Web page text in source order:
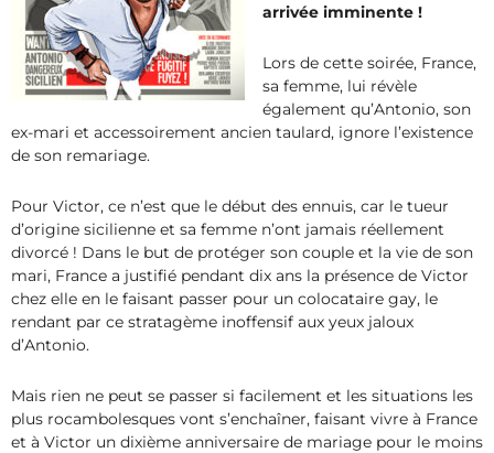
arrivée imminente !
Lors de cette soirée, France,
sa femme, lui révèle
également qu’Antonio, son
ex-mari et accessoirement ancien taulard, ignore l’existence
de son remariage.
Pour Victor, ce n’est que le début des ennuis, car le tueur
d’origine sicilienne et sa femme n’ont jamais réellement
divorcé ! Dans le but de protéger son couple et la vie de son
mari, France a justifié pendant dix ans la présence de Victor
chez elle en le faisant passer pour un colocataire gay, le
rendant par ce stratagème inoffensif aux yeux jaloux
d’Antonio.
Mais rien ne peut se passer si facilement et les situations les
plus rocambolesques vont s’enchaîner, faisant vivre à France
et à Victor un dixième anniversaire de mariage pour le moins